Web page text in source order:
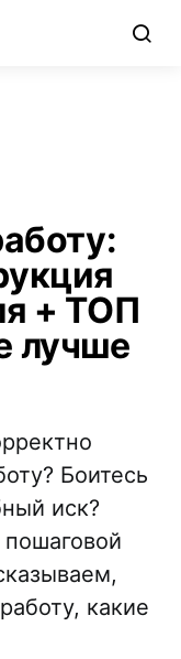
+ ТОП
лучше
Боитесь
иск?
пошаговой
какие